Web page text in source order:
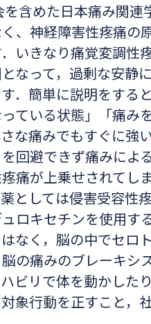
含めた日本痛み関
、神経障害性疼痛の
いきなり痛覚変調
なって，過剰な安静
．簡単に説明をする
ている状態」「痛
な痛みでもすぐに強
回避できず痛みに
痛が上乗せされて
としては侵害受容
ロキセチンを使用
なく，脳の中でセロ
の痛みのブレーキ
ビリで体を動かした
象行動を正すこと，